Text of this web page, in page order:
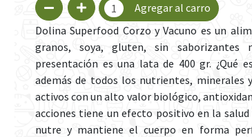
Agregar al carro
Dolina Superfood Corzo y Vacuno es un
granos, soya, gluten, sin saborizantes
presentación es una lata de 400 gr. ¿Qué
además de todos los nutrientes, minerales
activos con un alto valor biológico,
acciones tiene un efecto positivo en la
nutre y mantiene el cuerpo en forma